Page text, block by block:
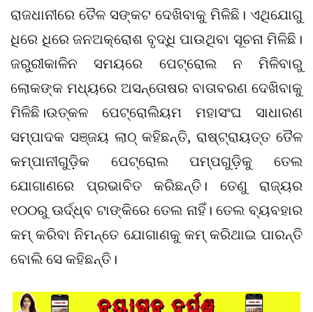
ରାଜଧାନୀରେ ତୈଳ ସଙ୍କଟ ଦେଖିବାକୁ ମିଳିଛି। ଏଥିଯୋଗୁ
ଧିରେ ଧିରେ ଜନଅକ୍ରୋଶ ବୃଦ୍ଧି ପାଉଥିବା ସୂଚନା ମିଳିଛି।
ଜରୁରୀକାଳିନ ସମୟରେ ପେଟ୍ରୋଲ ନ ମିଳିବାରୁ
ଲୋକଙ୍କ ମଧ୍ୟରେ ଅସନ୍ତୋଷର ବାତାବରଣ ଦେଖିବାକୁ
ମିଳିଛି।ଉତ୍କଳ ପେଟ୍ରୋଲିୟମ ମହାସଂଘ ସାଧାରଣ
ସମ୍ପାଦକ ସଞ୍ଜୟ ଲାଠ୍ କହିଛନ୍ତି, ରାଷ୍ଟ୍ରାୟତ୍ତ ତୈଳ
କମ୍ପାନୀଗୁଡ଼ିକ ପେଟ୍ରୋଲ ପମ୍ପଗୁଡ଼ିକୁ ତେଲ
ଯୋଗାଣରେ ପ୍ରଭାବିତ କରିଛନ୍ତି। ତେଣୁ ରାଜ୍ୟର
୧୦୦ରୁ ଊର୍ଦ୍ଧ୍ବ ଟାଙ୍କିରେ ତେଲ ନାହିଁ। ତେଲ ବ୍ୟବହାର
କମ୍‌ କରିବା ନିମନ୍ତେ ଯୋଗାଣକୁ କମ୍‌ କରିଥାଇ ପାରନ୍ତି
ବୋଲି ସେ କହିଛନ୍ତି।